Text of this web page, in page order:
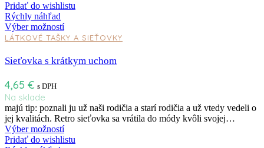
Pridať do wishlistu
Rýchly náhľad
Výber možností
LÁTKOVÉ TAŠKY A SIEŤOVKY
Sieťovka s krátkym uchom
4,65 € s DPH
Na sklade
majú tip: poznali ju už naši rodičia a starí rodičia a už vtedy vedeli o
jej kvalitách. Retro sieťovka sa vrátila do módy kvôli svojej…
Výber možností
Pridať do wishlistu